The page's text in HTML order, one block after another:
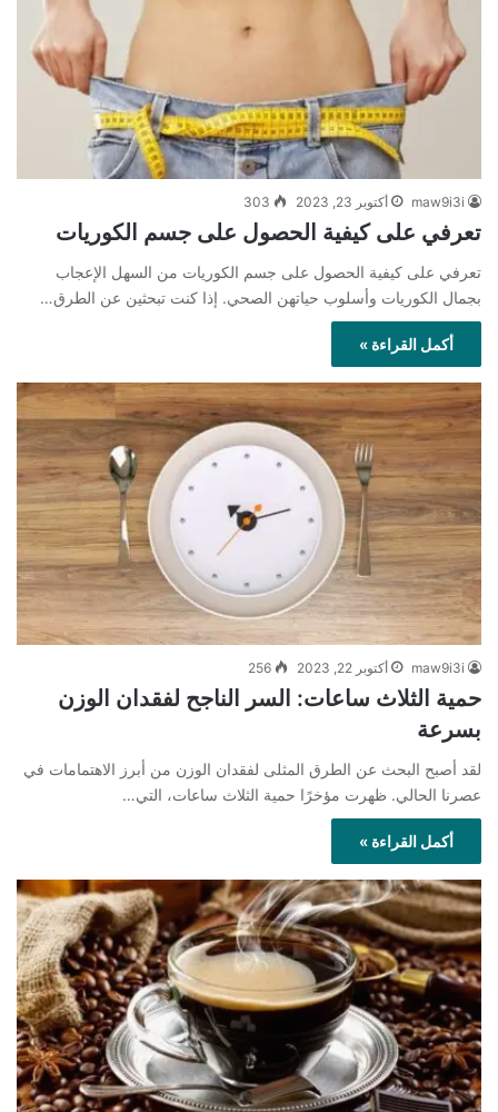
maw9i3i أكتوبر 23, 2023 303
تعرفي على كيفية الحصول على جسم الكوريات
تعرفي على كيفية الحصول على جسم الكوريات من السهل الإعجاب
بجمال الكوريات وأسلوب حياتهن الصحي. إذا كنت تبحثين عن الطرق…
أكمل القراءة »
maw9i3i أكتوبر 22, 2023 256
حمية الثلاث ساعات: السر الناجح لفقدان الوزن
بسرعة
لقد أصبح البحث عن الطرق المثلى لفقدان الوزن من أبرز الاهتمامات في
عصرنا الحالي. ظهرت مؤخرًا حمية الثلاث ساعات، التي…
أكمل القراءة »